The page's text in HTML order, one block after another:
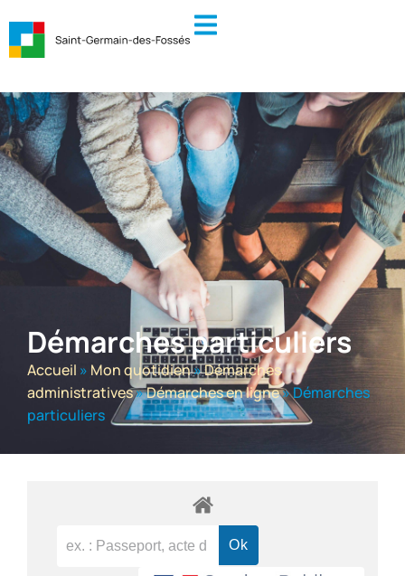
principal
Démarches particuliers
Accueil » Mon quotidien»Démarches
administratives»Démarches en ligne»Démarches
particuliers